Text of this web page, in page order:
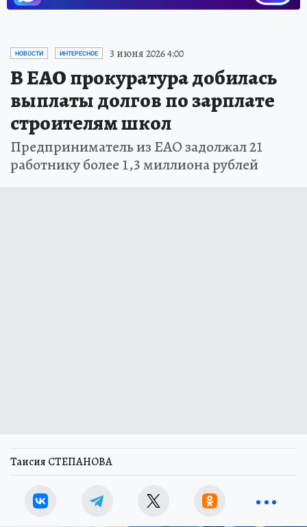
НОВОСТИ ИНТЕРЕСНОЕ 3 июня 2026 4:00
В ЕАО прокуратура добилась
выплаты долгов по зарплате
строителям школ
Предприниматель из ЕАО задолжал 21
работнику более 1,3 миллиона рублей
Таисия СТЕПАНОВА